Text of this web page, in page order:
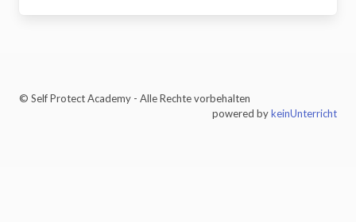
© Self Protect Academy - Alle Rechte vorbehalten
powered bykeinUnterricht